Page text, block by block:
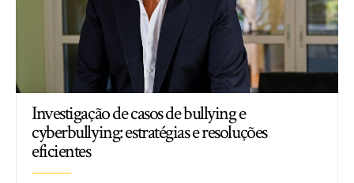
Investigação de casos de bullying e
cyberbullying: estratégias e resoluções
eficientes